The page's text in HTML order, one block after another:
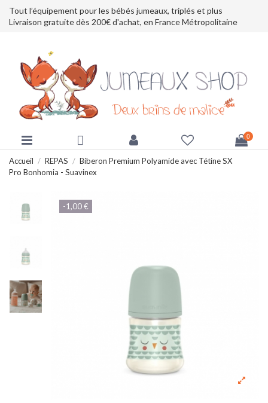
Tout l’équipement pour les bébés jumeaux, triplés et plus
Livraison gratuite dès 200€ d'achat, en France Métropolitaine
0
Accueil REPAS
Biberon Premium Polyamide avec Tétine SX
Pro Bonhomia - Suavinex
-1,00 €